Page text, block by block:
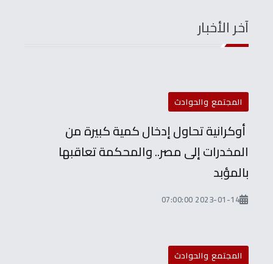
آخر الأخبار
المجتمع والحوادث
أوكرانية تحاول إدخال كمية كبيرة من
المخدرات إلى مصر.. والمحكمة تعاقبها
بالمؤبد
2023-01-14 07:00:00
المجتمع والحوادث